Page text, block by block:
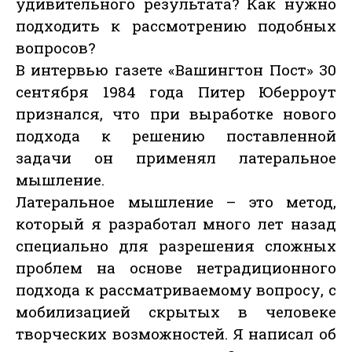
подходить к рассмотрению подобных
вопросов?
В интервью газете «Вашингтон Пост» 30
сентября 1984 года Питер Юберроут
признался, что при выработке нового
подхода к решению поставленной
задачи он применял латеральное
мышление.
Латеральное мышление – это метод,
который я разработал много лет назад
специально для разрешения сложных
проблем на основе нетрадиционного
подхода к рассматриваемому вопросу, с
мобилизацией скрытых в человеке
творческих возможностей. Я написал об